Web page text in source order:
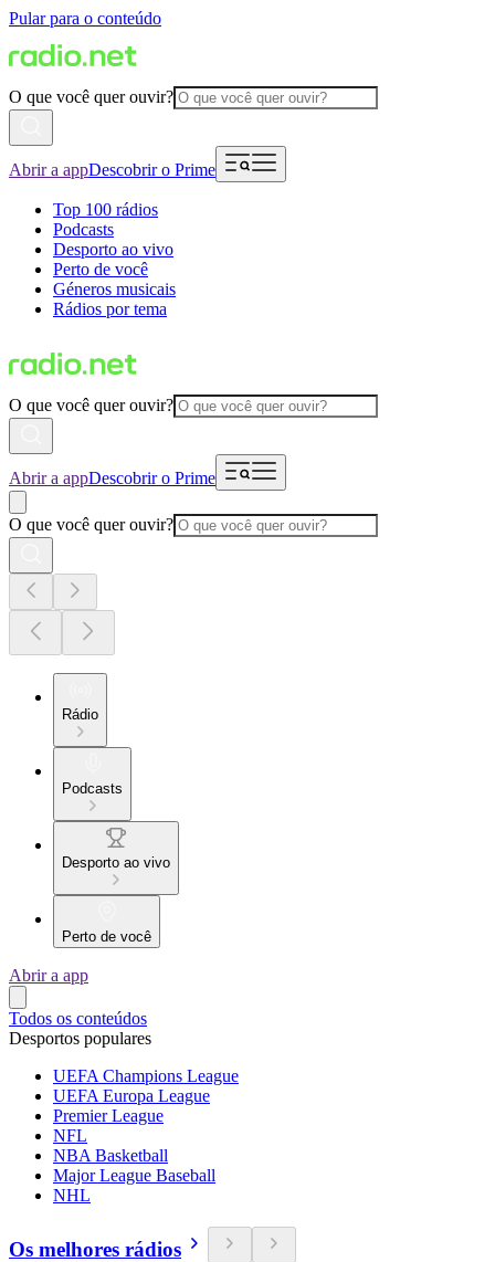
Pular para o conteúdo
O que você quer ouvir?
Abrir a appDescobrir o Prime
Top 100 rádios
Podcasts
Desporto ao vivo
Perto de você
Géneros musicais
Rádios por tema
O que você quer ouvir?
Abrir a appDescobrir o Prime
O que você quer ouvir?
Rádio
Podcasts
Desporto ao vivo
Perto de você
Abrir a app
Todos os conteúdos
Desportos populares
UEFA Champions League
UEFA Europa League
Premier League
NFL
NBA Basketball
Major League Baseball
NHL
Os melhores rádios